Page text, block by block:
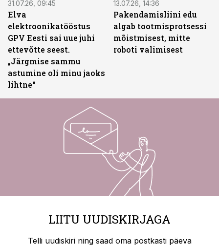
31.07.26, 09:45
Elva
elektroonikatööstus
GPV Eesti sai uue juhi
ettevõtte seest.
„Järgmise sammu
astumine oli minu jaoks
lihtne“
13.07.26, 14:36
Pakendamisliini edu
algab tootmisprotsessi
mõistmisest, mitte
roboti valimisest
LIITU UUDISKIRJAGA
Telli uudiskiri ning saad oma postkasti päeva